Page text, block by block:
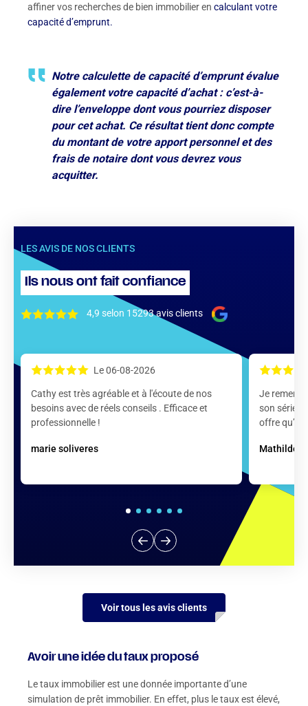
affiner vos recherches de bien immobilier en calculant votre
capacité d’emprunt.
Notre calculette de capacité d’emprunt évalue
également votre capacité d’achat : c’est-à-
dire l’enveloppe dont vous pourriez disposer
pour cet achat. Ce résultat tient donc compte
du montant de votre apport personnel et des
frais de notaire dont vous devrez vous
acquitter.
LES AVIS DE NOS CLIENTS
Ils nous ont fait confiance
4,9 selon 15293 avis clients
Le 06-08-2026
Cathy est très agréable et à l'écoute de nos
besoins avec de réels conseils . Efficace et
professionnelle !
marie soliveres
Je
son
offre
Mathilde
Voir tous les avis clients
Avoir une idée du taux proposé
Le taux immobilier est une donnée importante d’une
simulation de prêt immobilier. En effet, plus le taux est élevé,